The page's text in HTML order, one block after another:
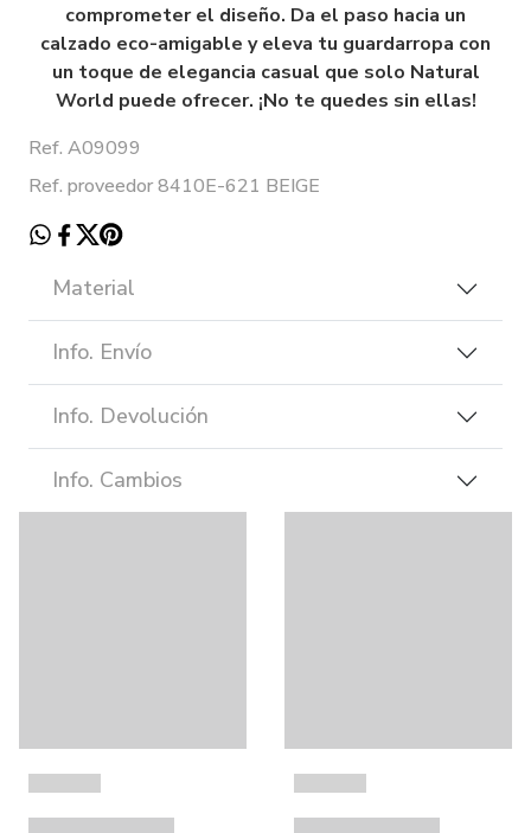
comprometer el diseño. Da el paso hacia un
calzado eco-amigable y eleva tu guardarropa con
un toque de elegancia casual que solo Natural
World puede ofrecer. ¡No te quedes sin ellas!
Ref. A09099
Ref. proveedor 8410E-621 BEIGE
Material
Info. Envío
Info. Devolución
Info. Cambios